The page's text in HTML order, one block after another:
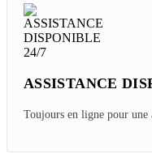
ASSISTANCE
Toujours en ligne pour une